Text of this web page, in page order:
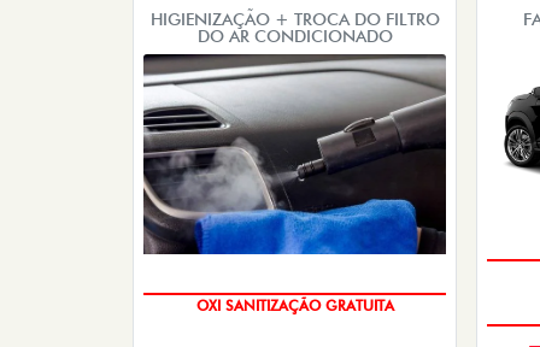
HIGIENIZAÇÃO + TROCA DO FILTRO
DO AR CONDICIONADO
OXI SANITIZAÇÃO GRATUITA